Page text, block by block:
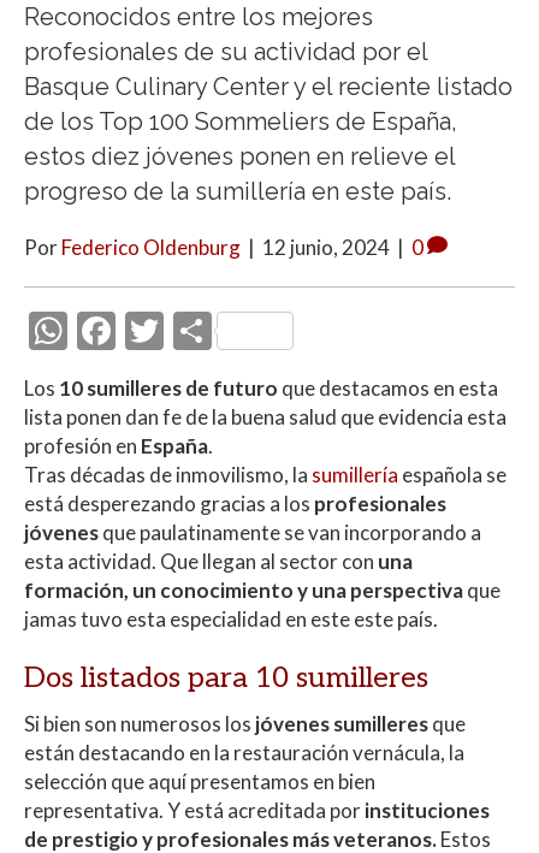
Reconocidos entre los mejores
profesionales de su actividad por el
Basque Culinary Center y el reciente listado
de los Top 100 Sommeliers de España,
estos diez jóvenes ponen en relieve el
progreso de la sumillería en este país.
PorFederico Oldenburg | 12 junio, 2024 | 0
W
h
at
s
A
p
p
F
ac
e
b
o
o
k
T
w
itt
er
C
o
m
ar
ti
r
Los 10 sumilleres de futuro que destacamos en esta
lista ponen dan fe de la buena salud que evidencia esta
profesión en España.
Tras décadas de inmovilismo, la sumillería española se
está desperezando gracias a los profesionales
jóvenesque paulatinamente se van incorporando a
esta actividad. Que llegan al sector con una
formación, un conocimiento y una perspectivaque
jamas tuvo esta especialidad en este este país.
Dos listados para 10 sumilleres
Si bien son numerosos los jóvenes sumilleresque
están destacando en la restauración vernácula, la
selección que aquí presentamos en bien
representativa. Y está acreditada porinstituciones
de prestigio y profesionales más veteranos.Estos